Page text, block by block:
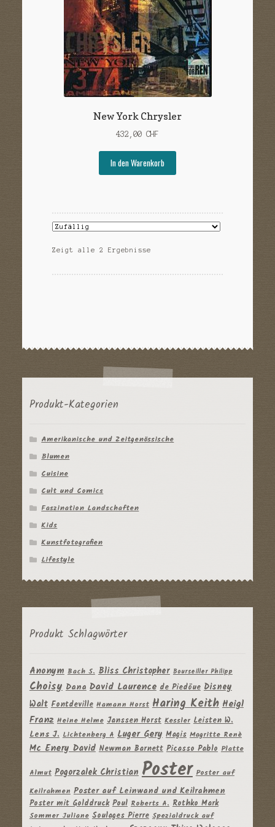
New York Chrysler
432,00 CHF
In den Warenkorb
Zeigt alle 2 Ergebnisse
Produkt-Kategorien
Amerikanische und Zeitgenössische
Blumen
Cuisine
Cult und Comics
Faszination Landschaften
Kids
Kunstfotografien
Lifestyle
Produkt Schlagwörter
Anonym Bach S. Bliss Christopher Bourseiller Philipp
Choisy Dana David Laurence de Piedöue Disney
Walt Fontdeville Hamann Horst Haring Keith Heigl
Franz Heine Helme Janssen Horst Kessler Leisten W.
Lens J. Lichtenberg A Luger Gery Magis Magritte Renè
Mc Enery David Newman Barnett Picasso Pablo Platte
Almut Pogorzalek Christian Poster Poster auf
Keilrahmen Poster auf Leinwand und Keilrahmen
Poster mit Golddruck Poul Roberts A. Rothko Mark
Sommer Juliane Soulages Pierre Spezialdruck auf